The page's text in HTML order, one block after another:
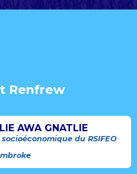
Renfrew
AWA GNATLIE
du RSIFEO